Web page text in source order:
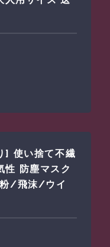
] 使い捨て不繊
性 防塵マスク
/飛沫/ウイ